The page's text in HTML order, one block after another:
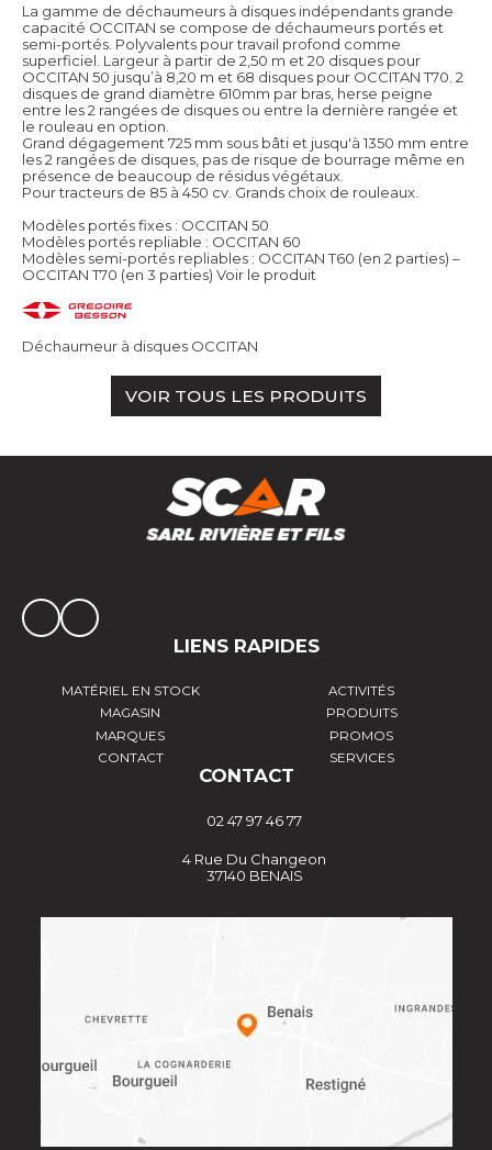
La gamme de déchaumeurs à disques indépendants grande
capacité OCCITAN se compose de déchaumeurs portés et
semi-portés. Polyvalents pour travail profond comme
superficiel. Largeur à partir de 2,50 m et 20 disques pour
OCCITAN 50 jusqu’à 8,20 m et 68 disques pour OCCITAN T70. 2
disques de grand diamètre 610mm par bras, herse peigne
entre les 2 rangées de disques ou entre la dernière rangée et
le rouleau en option.
Grand dégagement 725 mm sous bâti et jusqu'à 1350 mm entre
les 2 rangées de disques, pas de risque de bourrage même en
présence de beaucoup de résidus végétaux.
Pour tracteurs de 85 à 450 cv. Grands choix de rouleaux.
Modèles portés fixes : OCCITAN 50
Modèles portés repliable : OCCITAN 60
Modèles semi-portés repliables : OCCITAN T60 (en 2 parties) –
OCCITAN T70 (en 3 parties) Voir le produit
Déchaumeur à disques OCCITAN
VOIR TOUS LES PRODUITS
LIENS RAPIDES
MATÉRIEL EN STOCK
ACTIVITÉS
MAGASIN
PRODUITS
MARQUES
PROMOS
CONTACT
SERVICES
CONTACT
02 47 97 46 77
4 Rue Du Changeon
37140 BENAIS